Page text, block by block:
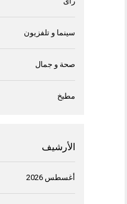
سينما و تلفزيون
صحة و جمال
مطبخ
الأرشيف
أغسطس 2026